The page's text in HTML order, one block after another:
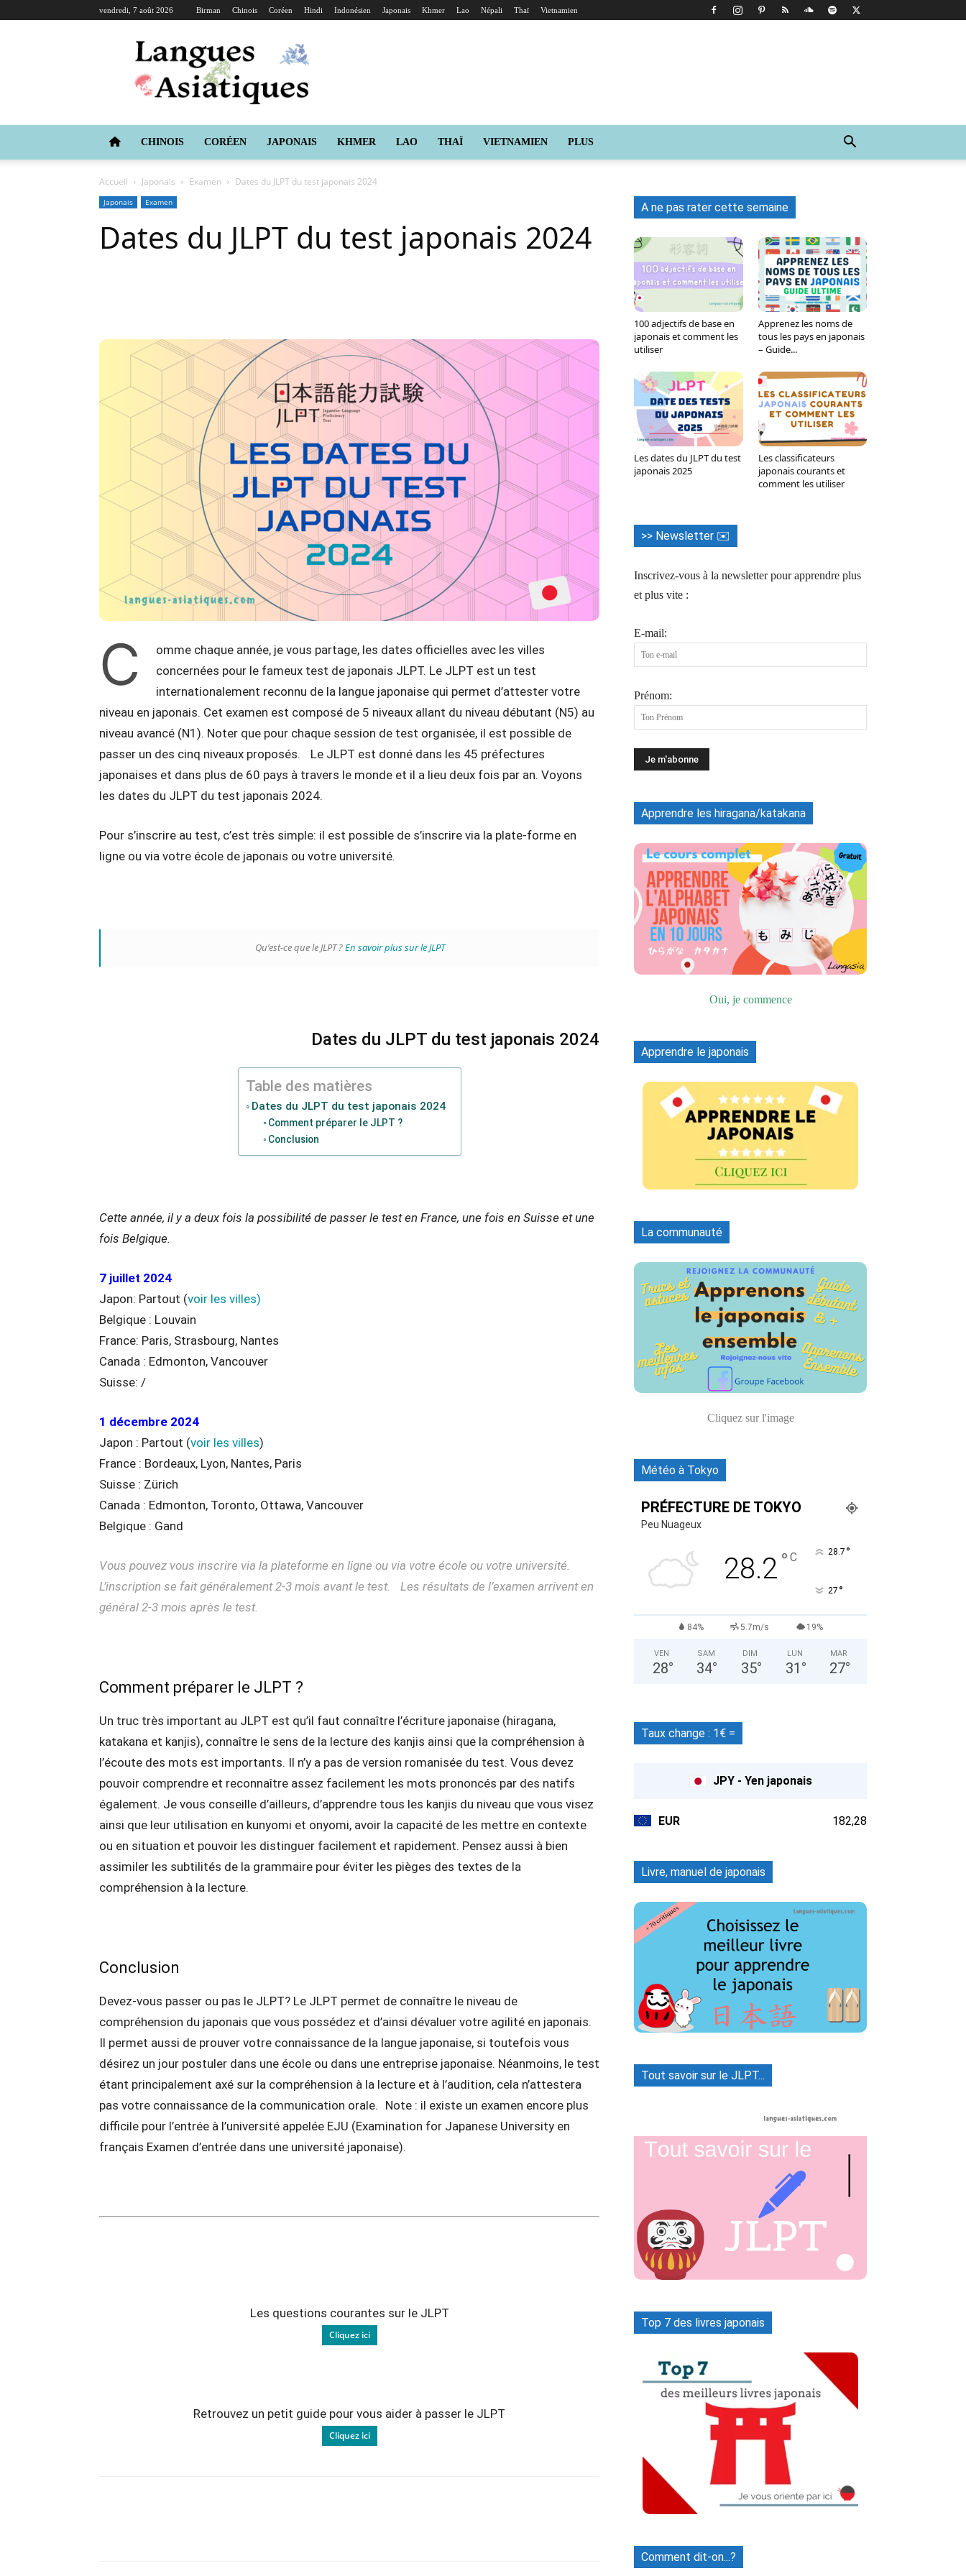
vendredi, 7 août 2026 Birman Chinois Coréen Hindi Indonésien Japonais Khmer Lao Népali Thaï Vietnamien
Langues
Asiatiques
CHINOIS CORÉEN JAPONAIS KHMER LAO THAÏ VIETNAMIEN PLUS
Accueil Japonais Examen Dates du JLPT du test japonais 2024
Japonais Examen
Dates du JLPT du test japonais 2024
WhatsApp Viber
C
omme chaque année, je vous partage, les dates officielles avec les villes
concernées pour le fameux test de japonais JLPT. Le JLPT est un test
internationalement reconnu de la langue japonaise qui permet d’attester votre
niveau en japonais. Cet examen est composé de 5 niveaux allant du niveau débutant (N5) au
niveau avancé (N1). Noter que pour chaque session de test organisée, il est possible de
passer un des cinq niveaux proposés. Le JLPT est donné dans les 45 préfectures
japonaises et dans plus de 60 pays à travers le monde et il a lieu deux fois par an. Voyons
les dates du JLPT du test japonais 2024.
Pour s’inscrire au test, c’est très simple: il est possible de s’inscrire via la plate-forme en
ligne ou via votre école de japonais ou votre université.
Qu’est-ce que le JLPT ?En savoir plus sur le JLPT
Dates du JLPT du test japonais 2024
Table des matières
Dates du JLPT du test japonais 2024
Comment préparer le JLPT ?
Conclusion
Cette année, il y a deux fois la possibilité de passer le test en France, une fois en Suisse et une
fois Belgique.
7 juillet 2024
Japon: Partout (voir les villes)
Belgique : Louvain
France: Paris, Strasbourg, Nantes
Canada : Edmonton, Vancouver
Suisse: /
1 décembre 2024
Japon : Partout (voir les villes)
France : Bordeaux, Lyon, Nantes, Paris
Suisse : Zürich
Canada : Edmonton, Toronto, Ottawa, Vancouver
Belgique : Gand
Vous pouvez vous inscrire via la plateforme en ligne ou via votre école ou votre université.
L’inscription se fait généralement 2-3 mois avant le test. Les résultats de l’examen arrivent en
général 2-3 mois après le test.
Comment préparer le JLPT ?
Un truc très important au JLPT est qu’il faut connaître l’écriture japonaise (hiragana,
katakana et kanjis), connaître le sens de la lecture des kanjis ainsi que la compréhension à
l’écoute des mots est importants. Il n’y a pas de version romanisée du test. Vous devez
pouvoir comprendre et reconnaître assez facilement les mots prononcés par des natifs
également. Je vous conseille d’ailleurs, d’apprendre tous les kanjis du niveau que vous visez
ainsi que leur utilisation en kunyomi et onyomi, avoir la capacité de les mettre en contexte
ou en situation et pouvoir les distinguer facilement et rapidement. Pensez aussi à bien
assimiler les subtilités de la grammaire pour éviter les pièges des textes de la
compréhension à la lecture.
Conclusion
Devez-vous passer ou pas le JLPT? Le JLPT permet de connaître le niveau de
compréhension du japonais que vous possédez et d’ainsi dévaluer votre agilité en japonais.
Il permet aussi de prouver votre connaissance de la langue japonaise, si toutefois vous
désirez un jour postuler dans une école ou dans une entreprise japonaise. Néanmoins, le test
étant principalement axé sur la compréhension à la lecture et à l’audition, cela n’attestera
pas votre connaissance de la communication orale. Note : il existe un examen encore plus
difficile pour l’entrée à l’université appelée EJU (Examination for Japanese University en
français Examen d’entrée dans une université japonaise).
Les questions courantes sur le JLPT
Cliquez ici
Retrouvez un petit guide pour vous aider à passer le JLPT
Cliquez ici
A ne pas rater cette semaine
100 adjectifs de base en
japonais et comment les
utiliser
Apprenez les noms de
tous les pays en japonais
– Guide...
Les dates du JLPT du test
japonais 2025
Les classificateurs
japonais courants et
comment les utiliser
>> Newsletter ✉️
Inscrivez-vous à la newsletter pour apprendre plus
et plus vite :
E-mail:
Prénom:
Apprendre les hiragana/katakana
Oui, je commence
Apprendre le japonais
La communauté
Cliquez sur l'image
Météo à Tokyo
PRÉFECTURE DE TOKYO
Peu Nuageux
28.2 ° C 28.7 °
27 °
84% 5.7m/s 19%
VEN
28°
SAM
34°
DIM
35°
LUN
31 °
MAR
27°
Taux change : 1€ =
JPY - Yen japonais
EUR 182,28
Livre, manuel de japonais
Tout savoir sur le JLPT...
Top 7 des livres japonais
Comment dit-on...?